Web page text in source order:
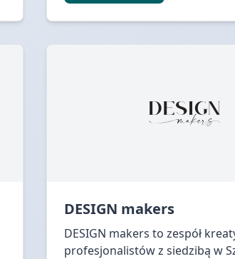
DESIGN makers
DESIGN makers to zespół
profesjonalistów z siedzibą w